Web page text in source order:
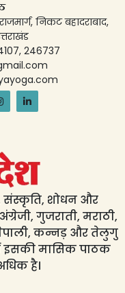
राजमार्ग, निकट बहादराबाद,
246737
संस्कृति, शोधन और
गुजराती, मराठी,
कन्नड़ और तेलुगु
इसकी मासिक पाठक
है।